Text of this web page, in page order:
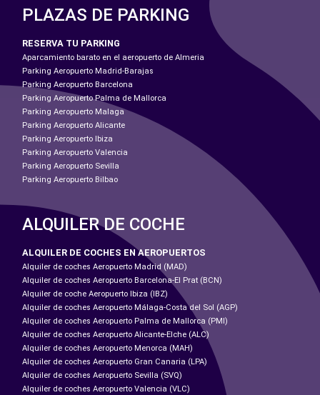
PLAZAS DE PARKING
RESERVA TU PARKING
Aparcamiento barato en el aeropuerto de Almeria
Parking Aeropuerto Madrid-Barajas
Parking Aeropuerto Barcelona
Parking Aeropuerto Palma de Mallorca
Parking Aeropuerto Malaga
Parking Aeropuerto Alicante
Parking Aeropuerto Ibiza
Parking Aeropuerto Valencia
Parking Aeropuerto Sevilla
Parking Aeropuerto Bilbao
ALQUILER DE COCHE
ALQUILER DE COCHES EN AEROPUERTOS
Alquiler de coches Aeropuerto Madrid (MAD)
Alquiler de coches Aeropuerto Barcelona-El Prat (BCN)
Alquiler de coche Aeropuerto Ibiza (IBZ)
Alquiler de coches Aeropuerto Málaga-Costa del Sol (AGP)
Alquiler de coches Aeropuerto Palma de Mallorca (PMI)
Alquiler de coches Aeropuerto Alicante-Elche (ALC)
Alquiler de coches Aeropuerto Menorca (MAH)
Alquiler de coches Aeropuerto Gran Canaria (LPA)
Alquiler de coches Aeropuerto Sevilla (SVQ)
Alquiler de coches Aeropuerto Valencia (VLC)